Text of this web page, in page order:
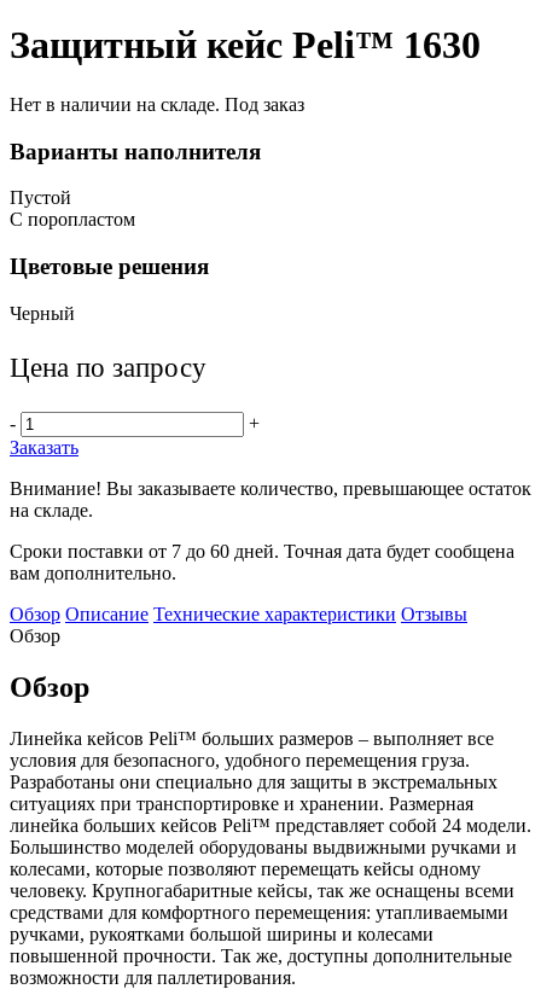
Защитный кейс Peli™ 1630
Нет в наличии на складе. Под заказ
Варианты наполнителя
Пустой
С поропластом
Цветовые решения
Черный
Цена по запросу
-
+
Заказать
Внимание! Вы заказываете количество, превышающее остаток
на складе.
Сроки поставки от 7 до 60 дней. Точная дата будет сообщена
вам дополнительно.
Обзор Описание Технические характеристики Отзывы
Обзор
Обзор
Линейка кейсов Peli™ больших размеров – выполняет все
условия для безопасного, удобного перемещения груза.
Разработаны они специально для защиты в экстремальных
ситуациях при транспортировке и хранении. Размерная
линейка больших кейсов Peli™ представляет собой 24 модели.
Большинство моделей оборудованы выдвижными ручками и
колесами, которые позволяют перемещать кейсы одному
человеку. Крупногабаритные кейсы, так же оснащены всеми
средствами для комфортного перемещения: утапливаемыми
ручками, рукоятками большой ширины и колесами
повышенной прочности. Так же, доступны дополнительные
возможности для паллетирования.